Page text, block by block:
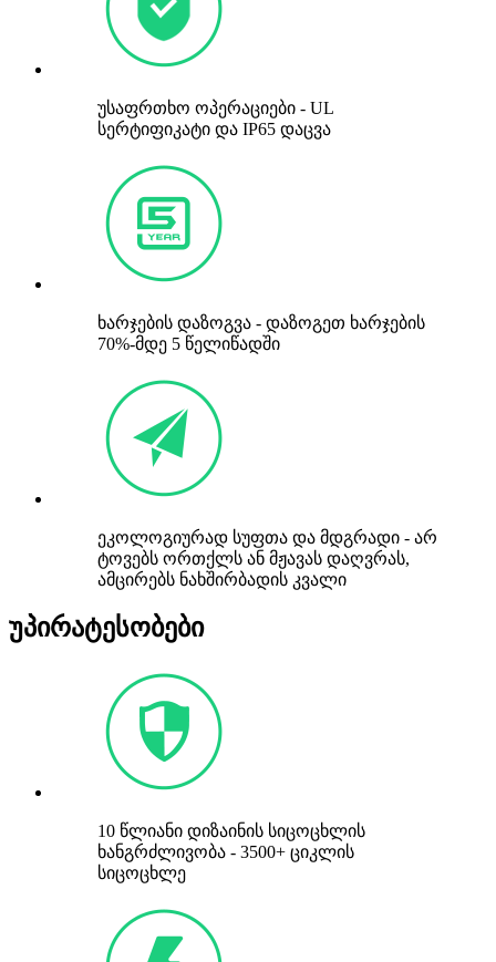
უსაფრთხო ოპერაციები - UL
სერტიფიკატი და IP65 დაცვა
ხარჯების დაზოგვა - დაზოგეთ ხარჯების
70%-მდე 5 წელიწადში
ეკოლოგიურად სუფთა და მდგრადი - არ
ტოვებს ორთქლს ან მჟავას დაღვრას,
ამცირებს ნახშირბადის კვალი
უპირატესობები
10 წლიანი დიზაინის სიცოცხლის
ხანგრძლივობა - 3500+ ციკლის
სიცოცხლე